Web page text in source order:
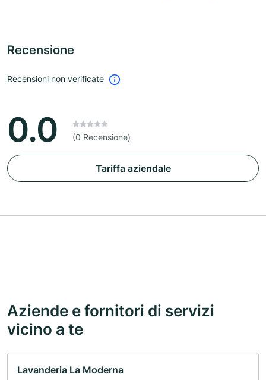
Recensione
Recensioni non verificate
0.0 (0 Recensione)
Tariffa aziendale
Aziende e fornitori di servizi
vicino a te
Lavanderia La Moderna